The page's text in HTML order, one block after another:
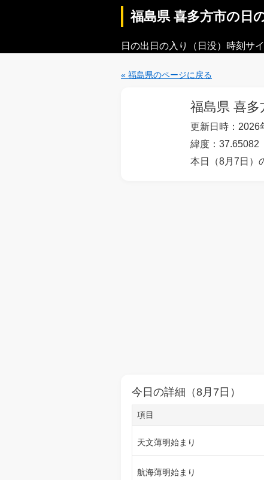
福島県 喜多方市の日
日の出日の入り（日没）時刻サ
« 福島県のページに戻る
福島県 喜多
更新日時：2026
緯度：
本日（8月7日）
今日の詳細（8月7日）
項目
天文薄明始まり
航海薄明始まり